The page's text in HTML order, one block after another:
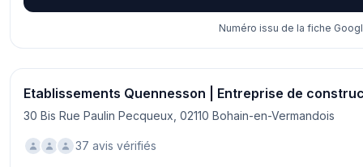
Numéro issu de la fiche
Etablissements Quennesson | Entreprise de
30 Bis Rue Paulin Pecqueux, 02110 Bohain-en-Vermandois
37 avis vérifiés